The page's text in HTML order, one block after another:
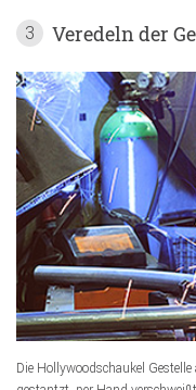
3 Veredeln der
Die Hollywoodschaukel